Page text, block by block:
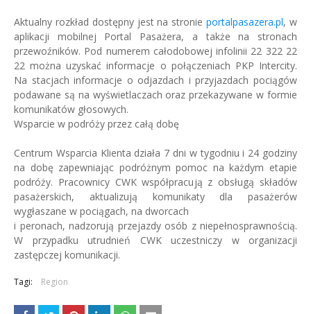
Aktualny rozkład dostępny jest na stronieportalpasazera.pl, w
aplikacji mobilnej Portal Pasażera, a także na stronach
przewoźników. Pod numerem całodobowej infolinii 22 322 22
22 można uzyskać informacje o połączeniach PKP Intercity.
Na stacjach informacje o odjazdach i przyjazdach pociągów
podawane są na wyświetlaczach oraz przekazywane w formie
komunikatów głosowych.
Wsparcie w podróży przez całą dobę
Centrum Wsparcia Klienta działa 7 dni w tygodniu i 24 godziny
na dobę zapewniając podróżnym pomoc na każdym etapie
podróży. Pracownicy CWK współpracują z obsługą składów
pasażerskich, aktualizują komunikaty dla pasażerów
wygłaszane w pociągach, na dworcach
i peronach, nadzorują przejazdy osób z niepełnosprawnością.
W przypadku utrudnień CWK uczestniczy w organizacji
zastępczej komunikacji.
Tagi: Region